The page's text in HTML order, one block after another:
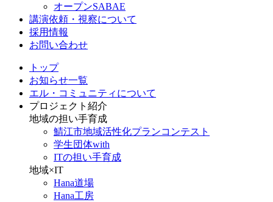
オープンSABAE
講演依頼・視察について
採用情報
お問い合わせ
トップ
お知らせ一覧
エル・コミュニティについて
プロジェクト紹介
地域の担い手育成
鯖江市地域活性化プランコンテスト
学生団体with
ITの担い手育成
地域×IT
Hana道場
Hana工房